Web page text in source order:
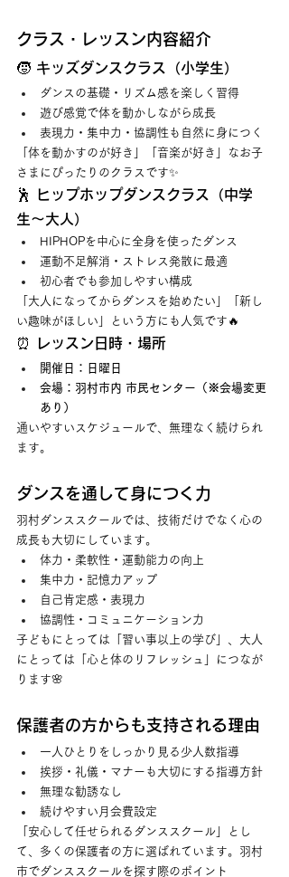
クラス・レッスン内容紹介
🧒 キッズダンスクラス（小学生）
ダンスの基礎・リズム感を楽しく習得
遊び感覚で体を動かしながら成長
表現力・集中力・協調性も自然に身につく
「体を動かすのが好き」「音楽が好き」なお子
さまにぴったりのクラスです✨
🕺 ヒップホップダンスクラス（中学
生〜大人）
HIPHOPを中心に全身を使ったダンス
運動不足解消・ストレス発散に最適
初心者でも参加しやすい構成
「大人になってからダンスを始めたい」「新し
い趣味がほしい」という方にも人気です🔥
⏰ レッスン日時・場所
開催日：日曜日
会場：羽村市内 市民センター（※会場変更
あり）
通いやすいスケジュールで、無理なく続けられ
ます。
ダンスを通して身につく力
羽村ダンススクールでは、技術だけでなく心の
成長も大切にしています。
体力・柔軟性・運動能力の向上
集中力・記憶力アップ
自己肯定感・表現力
協調性・コミュニケーション力
子どもにとっては「習い事以上の学び」、大人
にとっては「心と体のリフレッシュ」につなが
ります🌸
保護者の方からも支持される理由
一人ひとりをしっかり見る少人数指導
挨拶・礼儀・マナーも大切にする指導方針
無理な勧誘なし
続けやすい月会費設定
「安心して任せられるダンススクール」とし
て、多くの保護者の方に選ばれています。羽村
市でダンススクールを探す際のポイント